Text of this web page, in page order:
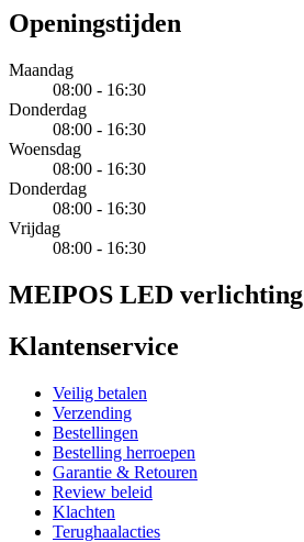
Openingstijden
Maandag
08:00 - 16:30
Donderdag
08:00 - 16:30
Woensdag
08:00 - 16:30
Donderdag
08:00 - 16:30
Vrijdag
08:00 - 16:30
MEIPOS LED verlichting
Klantenservice
Veilig betalen
Verzending
Bestellingen
Bestelling herroepen
Garantie & Retouren
Review beleid
Klachten
Terughaalacties